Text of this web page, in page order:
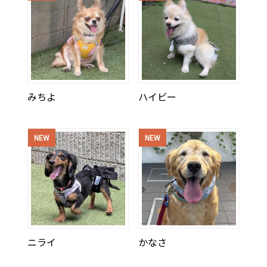
みちよ ハイビー
NEW
ニライ
NEW
かなさ